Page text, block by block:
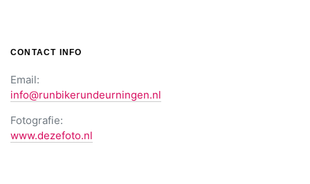
CONTACT INFO
Email:
info@runbikerundeurningen.nl
Fotografie:
www.dezefoto.nl